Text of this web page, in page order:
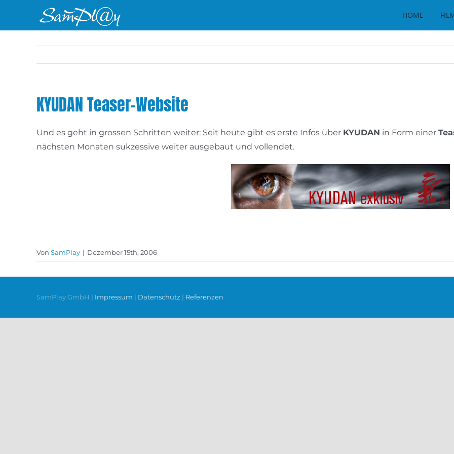
HOME
KYUDAN Teaser-Website
Und es geht in grossen Schritten weiter: Seit heute gibt es erste Infos über KYUDAN in Form einer
nächsten Monaten sukzessive weiter ausgebaut und vollendet.
Von SamPlay | Dezember 15th, 2006
SamPlay GmbH | Impressum | Datenschutz | Referenzen